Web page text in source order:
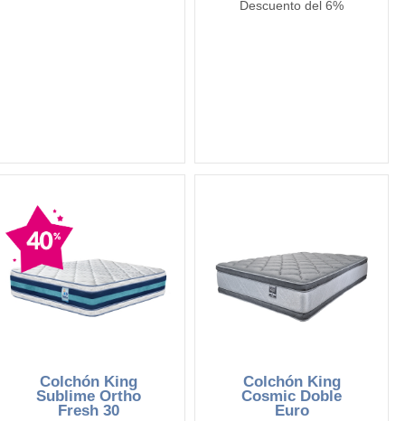
Descuento del 6%
Colchón King
Sublime Ortho
Fresh 30
Colchón King
Cosmic Doble
Euro